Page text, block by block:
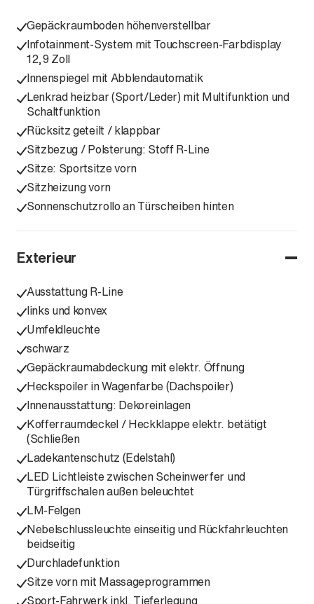
Gepäckraumboden höhenverstellbar
Infotainment-System mit Touchscreen-Farbdisplay
12,9 Zoll
Innenspiegel mit Abblendautomatik
Lenkrad heizbar (Sport/Leder) mit Multifunktion und
Schaltfunktion
Rücksitz geteilt / klappbar
Sitzbezug / Polsterung: Stoff R-Line
Sitze: Sportsitze vorn
Sitzheizung vorn
Sonnenschutzrollo an Türscheiben hinten
Exterieur
Ausstattung R-Line
links und konvex
Umfeldleuchte
schwarz
Gepäckraumabdeckung mit elektr. Öffnung
Heckspoiler in Wagenfarbe (Dachspoiler)
Innenausstattung: Dekoreinlagen
Kofferraumdeckel / Heckklappe elektr. betätigt
(Schließen
Ladekantenschutz (Edelstahl)
LED Lichtleiste zwischen Scheinwerfer und
Türgriffschalen außen beleuchtet
LM-Felgen
Nebelschlussleuchte einseitig und Rückfahrleuchten
beidseitig
Durchladefunktion
Sitze vorn mit Massageprogrammen
Sport-Fahrwerk inkl. Tieferlegung